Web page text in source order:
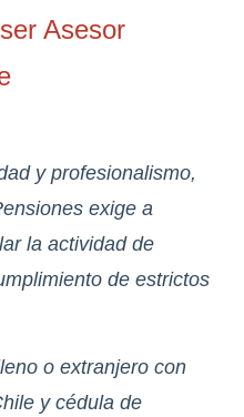
Asesor
y profesionalismo,
exige a
la actividad de
de estrictos
o extranjero con
y cédula de